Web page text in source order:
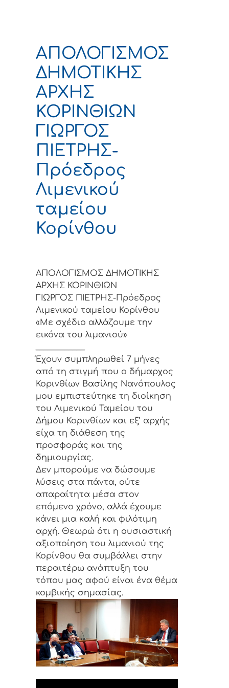
ΑΠΟΛΟΓΙΣΜΟΣ
ΔΗΜΟΤΙΚΗΣ
ΑΡΧΗΣ
ΚΟΡΙΝΘΙΩΝ
ΓΙΩΡΓΟΣ
ΠΙΕΤΡΗΣ-
Πρόεδρος
Λιμενικού
ταμείου
Κορίνθου
ΑΠΟΛΟΓΙΣΜΟΣ ΔΗΜΟΤΙΚΗΣ
ΑΡΧΗΣ ΚΟΡΙΝΘΙΩΝ
ΓΙΩΡΓΟΣ ΠΙΕΤΡΗΣ-Πρόεδρος
Λιμενικού ταμείου Κορίνθου
«Με σχέδιο αλλάζουμε την
εικόνα του λιμανιού»
Έχουν συμπληρωθεί 7 μήνες
από τη στιγμή που ο δήμαρχος
Κορινθίων Βασίλης Νανόπουλος
μου εμπιστεύτηκε τη διοίκηση
του Λιμενικού Ταμείου του
Δήμου Κορινθίων και εξ’ αρχής
είχα τη διάθεση της
προσφοράς και της
δημιουργίας.
Δεν μπορούμε να δώσουμε
λύσεις στα πάντα, ούτε
απαραίτητα μέσα στον
επόμενο χρόνο, αλλά έχουμε
κάνει μια καλή και φιλότιμη
αρχή. Θεωρώ ότι η ουσιαστική
αξιοποίηση του λιμανιού της
Κορίνθου θα συμβάλλει στην
περαιτέρω ανάπτυξη του
τόπου μας αφού είναι ένα θέμα
κομβικής σημασίας.